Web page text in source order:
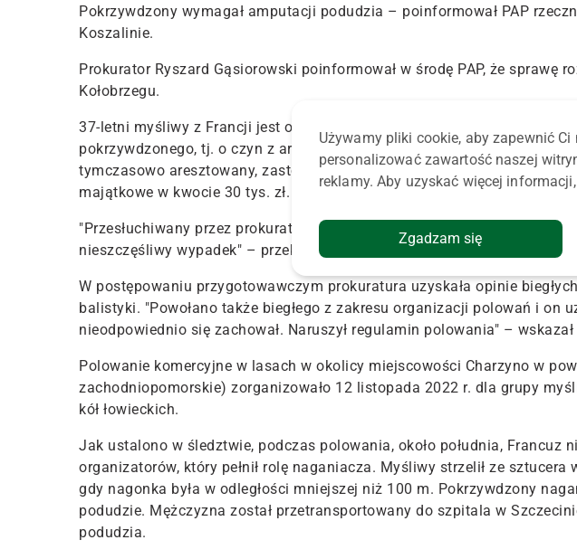
Pokrzywdzony wymagał amputacji podudzia – poinformował PAP
Koszalinie.
Prokurator Ryszard Gąsiorowski poinformował w środę PAP, że sprawę
Kołobrzegu.
37-letni myśliwy z Francji jest oskarżony o nieumyślne spowodowanie
pokrzywdzonego, tj. o czyn z art. 156 par. 2. Grozi mu do 3 lat więzienia.
tymczasowo aresztowany, zastosowano wobec niego wolnościowy
majątkowe w kwocie 30 tys. zł.
"Przesłuchiwany przez prokuratora mężczyzna nie negował, że z jego
nieszczęśliwy wypadek" – przekazał prok. Gąsiorowski.
W postępowaniu przygotowawczym prokuratura uzyskała opinie
balistyki. "Powołano także biegłego z zakresu organizacji polowań i on
nieodpowiednio się zachował. Naruszył regulamin polowania" –
Polowanie komercyjne w lasach w okolicy miejscowości Charzyno w
zachodniopomorskie) zorganizowało 12 listopada 2022 r. dla grupy
kół łowieckich.
Jak ustalono w śledztwie, podczas polowania, około południa, Francuz
organizatorów, który pełnił rolę naganiacza. Myśliwy strzelił ze sztucera
gdy nagonka była w odległości mniejszej niż 100 m. Pokrzywdzony
podudzie. Mężczyzna został przetransportowany do szpitala w
podudzia.
Używamy pliki cookie, aby zapewnić
personalizować zawartość naszej
reklamy. Aby uzyskać więcej
Zgadzam się